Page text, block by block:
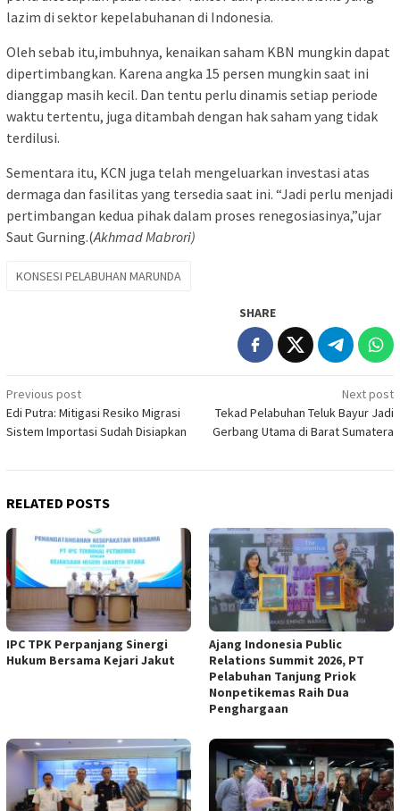
lazim di sektor kepelabuhanan di Indonesia.
Oleh sebab itu,imbuhnya, kenaikan saham KBN mungkin dapat
dipertimbangkan. Karena angka 15 persen mungkin saat ini
dianggap masih kecil. Dan tentu perlu dinamis setiap periode
waktu tertentu, juga ditambah dengan hak saham yang tidak
terdilusi.
Sementara itu, KCN juga telah mengeluarkan investasi atas
dermaga dan fasilitas yang tersedia saat ini. “Jadi perlu menjadi
pertimbangan kedua pihak dalam proses renegosiasinya,”ujar
Saut Gurning.(Akhmad Mabrori)
KONSESI PELABUHAN MARUNDA
SHARE
Post
navigation
Previous post
Edi Putra: Mitigasi Resiko Migrasi
Sistem Importasi Sudah Disiapkan
Next post
Tekad Pelabuhan Teluk Bayur Jadi
Gerbang Utama di Barat Sumatera
RELATED POSTS
IPC TPK Perpanjang Sinergi
Hukum Bersama Kejari Jakut
Ajang Indonesia Public
Relations Summit 2026, PT
Pelabuhan Tanjung Priok
Nonpetikemas Raih Dua
Penghargaan